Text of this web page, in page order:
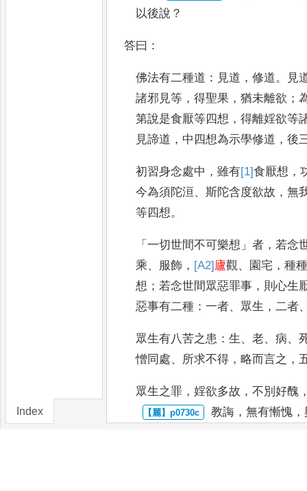
Index
以後說 ？
答曰 ：
佛法有二種道 ： 見道 ，修道。
見
諸邪見等 ，得聖果 ，猶未離欲 ；
第說是食厭等四想 ，得離婬欲等
見諦道 ， 中四想為示學修道 ，後
初習身念處中 ，雖有[1]食厭想 ，
今為須陀洹、斯陀含度欲故 ，無
等四想。
「一切世間不可樂想 」者 ，若念
乘、 服飾 ， [A2]廬觀、 園宅 ，種
想 ；若念世間眾惡罪事 ， 則心生
惡事有二種 ：一者、 眾生 ，二者
眾生有八苦之患 ：生 、老、病、
憎同處、 所求不得 ，略而言之 ，
眾生之罪 ，婬欲多故 ，不別好醜
教誨 ，無有慚愧 ，